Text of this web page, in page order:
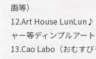
画等）
12.Art House LunLun♪
ャー等ディンプルアート
13.Cao Labo（おむす